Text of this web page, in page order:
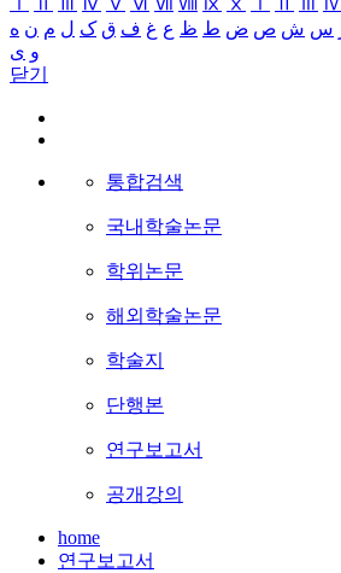
س ش ص ض ط ظ ع غ ف ق ک ل م ن ه
و ی
닫기
통합검색
국내학술논문
학위논문
해외학술논문
학술지
단행본
연구보고서
공개강의
home
연구보고서